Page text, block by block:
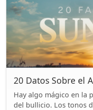
20 Datos Sobre el
Hay algo mágico en la
del bullicio. Los tonos